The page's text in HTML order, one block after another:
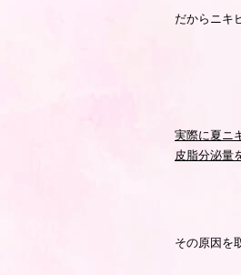
だからニキ
実際に夏ニ
皮脂分泌量
その原因を